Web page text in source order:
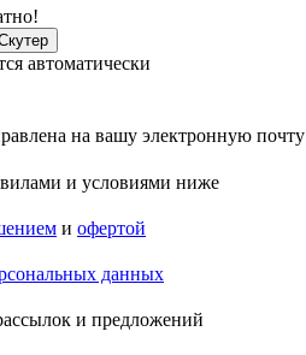
автоматически
на вашу электронную почту
и условиями ниже
и офертой
данных
и предложений